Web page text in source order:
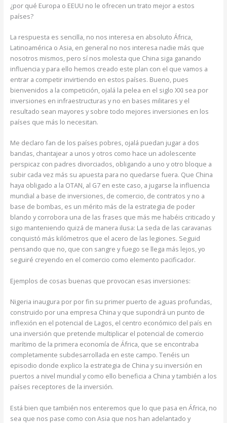
¿por qué Europa o EEUU no le ofrecen un trato mejor a estos
países?
La respuesta es sencilla, no nos interesa en absoluto África,
Latinoamérica o Asia, en general no nos interesa nadie más que
nosotros mismos, pero sí nos molesta que China siga ganando
influencia y para ello hemos creado este plan con el que vamos a
entrar a competir invirtiendo en estos países. Bueno, pues
bienvenidos a la competición, ojalá la pelea en el siglo XXI sea por
inversiones en infraestructuras y no en bases militares y el
resultado sean mayores y sobre todo mejores inversiones en los
países que más lo necesitan.
Me declaro fan de los países pobres, ojalá puedan jugar a dos
bandas, chantajear a unos y otros como hace un adolescente
perspicaz con padres divorciados, obligando a uno y otro bloque a
subir cada vez más su apuesta para no quedarse fuera. Que China
haya obligado a la OTAN, al G7 en este caso, a jugarse la influencia
mundial a base de inversiones, de comercio, de contratos y no a
base de bombas, es un mérito más de la estrategia de poder
blando y corrobora una de las frases que más me habéis criticado y
sigo manteniendo quizá de manera ilusa: La seda de las caravanas
conquistó más kilómetros que el acero de las legiones. Seguid
pensando que no, que con sangre y fuego se llega más lejos, yo
seguiré creyendo en el comercio como elemento pacificador.
Ejemplos de cosas buenas que provocan esas inversiones:
Nigeria inaugura por por fin su primer puerto de aguas profundas,
construido por una empresa China y que supondrá un punto de
inflexión en el potencial de Lagos, el centro económico del país en
una inversión que pretende multiplicar el potencial de comercio
marítimo de la primera economía de África, que se encontraba
completamente subdesarrollada en este campo. Tenéis un
episodio donde explico la estrategia de China y su inversión en
puertos a nivel mundial y como ello beneficia a China y también a los
países receptores de la inversión.
Está bien que también nos enteremos que lo que pasa en África, no
sea que nos pase como con Asia que nos han adelantado y